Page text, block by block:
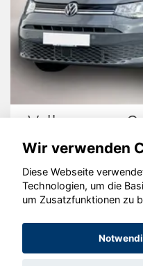
Volkswagen
©
Wir verwenden
Diese Webseite
Technologien, um die
um Zusatzfunktionen zu